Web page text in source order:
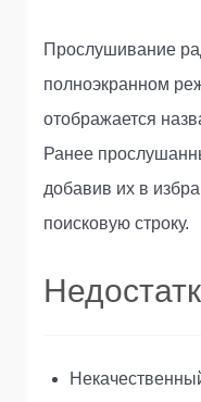
Прослушивание
полноэкранном
отображается
Ранее
добавив их в
поисковую строку.